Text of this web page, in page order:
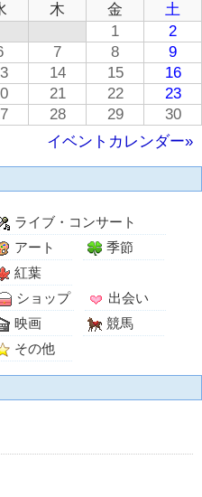
木 金
土
1
2
7 8
9
14 15
16
21 22
23
28 29
30
イベントカレンダー»
ライブ・コンサート
アート
季節
紅葉
ショップ
出会い
映画
競馬
その他